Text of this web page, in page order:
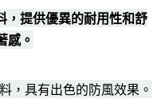
，提供優異的耐用性和舒
感。
，具有出色的防風效果。